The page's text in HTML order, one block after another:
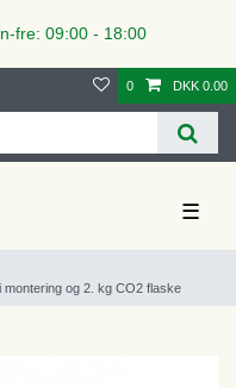
fre: 09:00 - 18:00
0 DKK 0.00
☰
og 2. kg CO2 flaske